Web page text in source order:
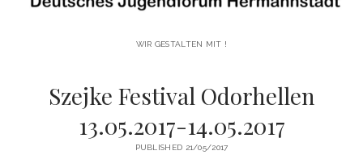
facebook
instagram
youtube
email-vimeo
WIR GESTALTEN MIT !
Szejke Festival Odorhellen
13.05.2017-14.05.2017
PUBLISHED 21/05/2017